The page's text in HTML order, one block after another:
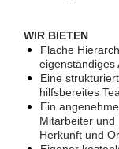
WIR BIETEN
Flache
eigenständiges
Eine
hilfsbereites
Ein
Mitarbeiter und
Herkunft und